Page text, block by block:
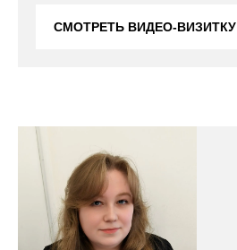
СМОТРЕТЬ ВИДЕО-ВИЗИТКУ